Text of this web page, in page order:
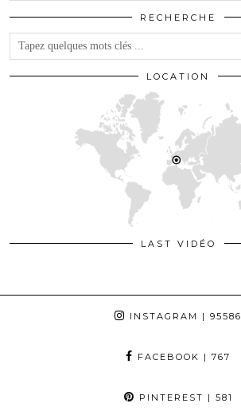
RECHERCHE
LOCATION
LAST VIDÉO
INSTAGRAM | 95586
FACEBOOK | 767
PINTEREST | 581